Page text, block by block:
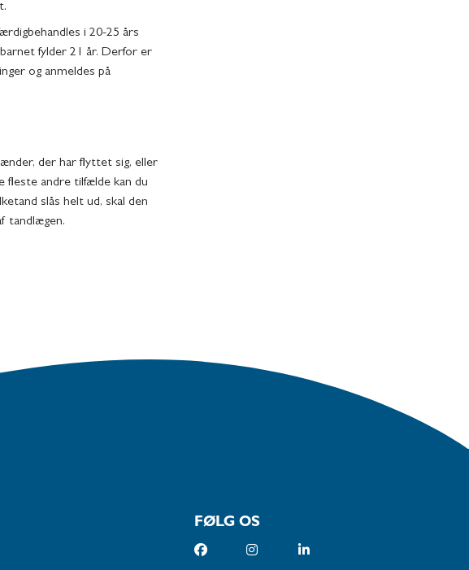
i 20-25 års
fylder 21 år. Derfor er
og anmeldes på
der har flyttet sig, eller
fleste andre tilfælde kan du
slås helt ud, skal den
tandlægen.
FØLG OS